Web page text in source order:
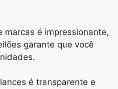
marcas é impressionante,
garante que você
é transparente e